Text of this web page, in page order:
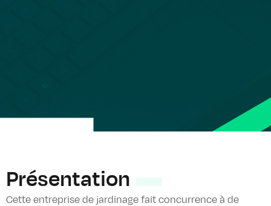
Présentation
Cette entreprise de jardinage fait concurrence à de